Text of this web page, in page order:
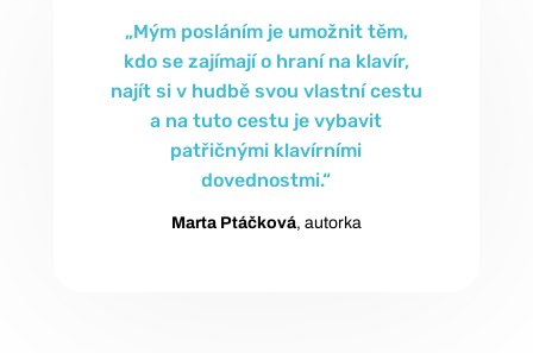
„Mým posláním je umožnit těm,
kdo se zajímají o hraní na klavír,
najít si v hudbě svou vlastní cestu
a na tuto cestu je vybavit
patřičnými klavírními
dovednostmi.“
Marta Ptáčková, autorka